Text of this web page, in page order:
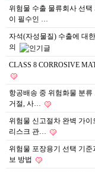
위험물 수출 물류회사 선택
이 필수인 …
자석(자성물질) 수출에 대
의
CLASS 8 CORROSIVE
항공배송 중 위험화물 분류
거절, 사…
위험물 신고절차 완벽 가이
리스크 관…
위험물 포장용기 선택 기준
보 방법